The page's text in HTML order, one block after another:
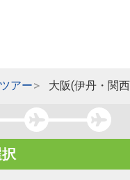
アー 大阪(伊丹・関